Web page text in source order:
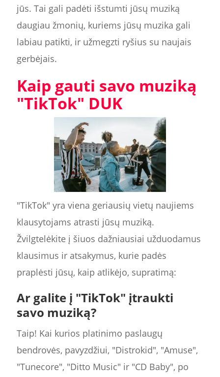
jūs. Tai gali padėti išstumti jūsų muziką
daugiau žmonių, kuriems jūsų muzika gali
labiau patikti, ir užmegzti ryšius su naujais
gerbėjais.
Kaip gauti savo muziką
"TikTok" DUK
"TikTok" yra viena geriausių vietų naujiems
klausytojams atrasti jūsų muziką.
Žvilgtelėkite į šiuos dažniausiai užduodamus
klausimus ir atsakymus, kurie padės
praplėsti jūsų, kaip atlikėjo, supratimą:
Ar galite į "TikTok" įtraukti
savo muziką?
Taip! Kai kurios platinimo paslaugų
bendrovės, pavyzdžiui, "Distrokid", "Amuse",
"Tunecore", "Ditto Music" ir "CD Baby", po